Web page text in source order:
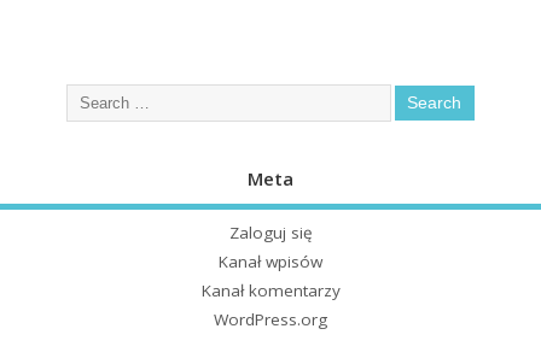
Meta
Zaloguj się
Kanał wpisów
Kanał komentarzy
WordPress.org